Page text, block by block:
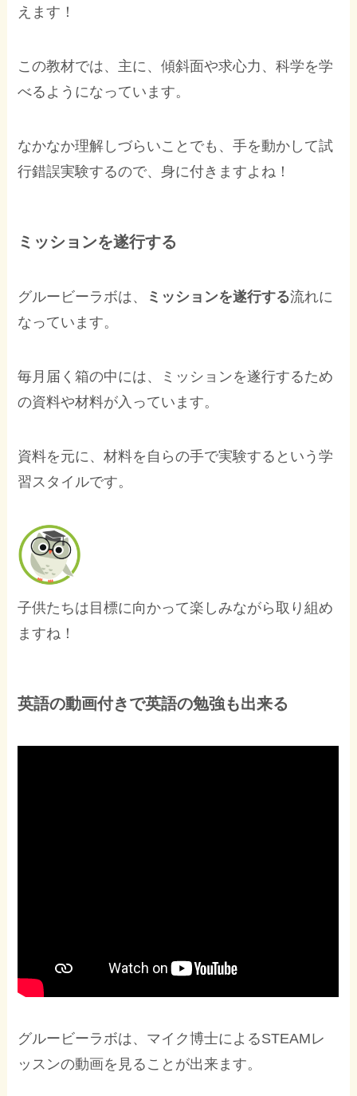
えます！
この教材では、主に、傾斜面や求心力、科学を学
べるようになっています。
なかなか理解しづらいことでも、手を動かして試
行錯誤実験するので、身に付きますよね！
ミッションを遂行する
グルービーラボは、 ミッションを遂行する流れに
なっています。
毎月届く箱の中には、ミッションを遂行するため
の資料や材料が入っています。
資料を元に、材料を自らの手で実験するという学
習スタイルです。
子供たちは目標に向かって楽しみながら取り組め
ますね！
英語の動画付きで英語の勉強も出来る
グルービーラボは、マイク博士によるSTEAMレ
ッスンの動画を見ることが出来ます。